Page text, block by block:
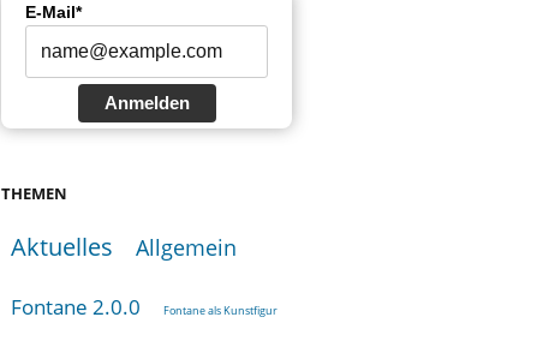
E-Mail*
Anmelden
THEMEN
Aktuelles Allgemein
Fontane 2.0.0 Fontane als Kunstfigur